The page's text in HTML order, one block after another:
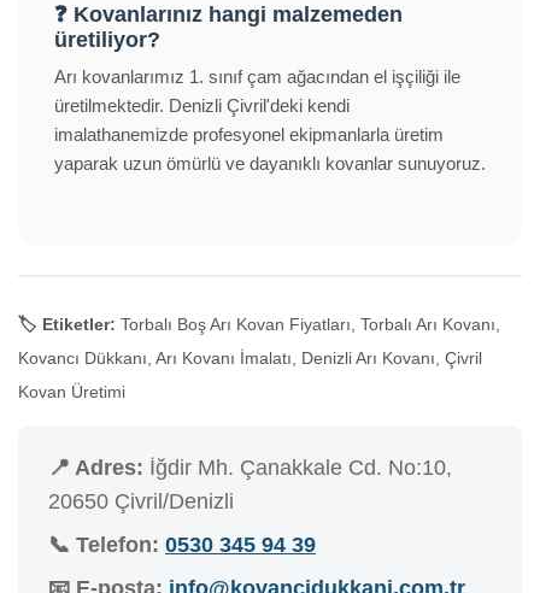
❓ Kovanlarınız hangi malzemeden
üretiliyor?
Arı kovanlarımız 1. sınıf çam ağacından el işçiliği ile
üretilmektedir. Denizli Çivril'deki kendi
imalathanemizde profesyonel ekipmanlarla üretim
yaparak uzun ömürlü ve dayanıklı kovanlar sunuyoruz.
🏷️ Etiketler: Torbalı Boş Arı Kovan Fiyatları, Torbalı Arı Kovanı,
Kovancı Dükkanı, Arı Kovanı İmalatı, Denizli Arı Kovanı, Çivril
Kovan Üretimi
📍 Adres: İğdir Mh. Çanakkale Cd. No:10,
20650 Çivril/Denizli
📞 Telefon: 0530 345 94 39